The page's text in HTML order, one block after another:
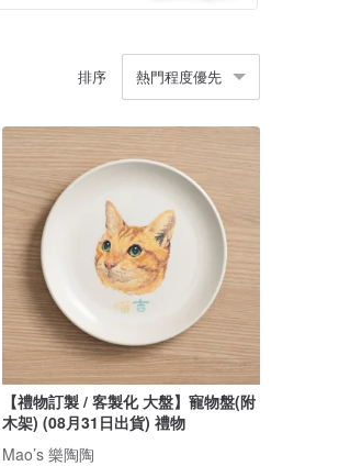
排序 熱門程度優先
【禮物訂製 / 客製化 大盤】寵物盤(附
木架) (08月31日出貨) 禮物
Mao’s 樂陶陶